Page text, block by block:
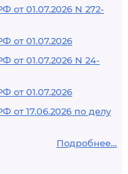
от 01.07.2026 N 272-
от 01.07.2026
от 01.07.2026 N 24-
от 01.07.2026
от 17.06.2026 по делу
Подробнее...